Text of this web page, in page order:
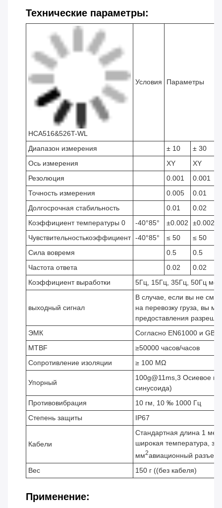
Технические параметры:
HCA516&526T-WL
Условия Параметры
Диапазон измерения ± 10 ± 30
Ось измерения
XY XY
Резолюция
0.001 0.001
Точность измерения
0.005 0.01
Долгосрочная стабильность
0.01 0.02
Коэффициент температуры 0
-40°85° ±0.002 ±0.002
Чувствительностькоэффициент -40°85° ≤ 50 ≤ 50
Сила вовремя
0.5 0.5
Частота ответа
0.02 0.02
Коэффициент выработки
5Гц, 15Гц, 35Гц, 50Гц
выходный сигнал
В случае, если вы не
на перевозку груза, вы
предоставления
ЭМК
Согласно EN61000 и
MTBF
≥50000 часов/часов
Сопротивление изоляции
≥ 100 МΩ
Упорный
100g@11ms,3 Осиевое
синусоида)
Противовибрация
10 гм, 10 ‰ 1000 Гц
Степень защиты
IP67
Кабели
Стандартная длина 1
широкая температура,
мм2авиационный разъем
Вес
150 г ((без кабеля)
Применение: